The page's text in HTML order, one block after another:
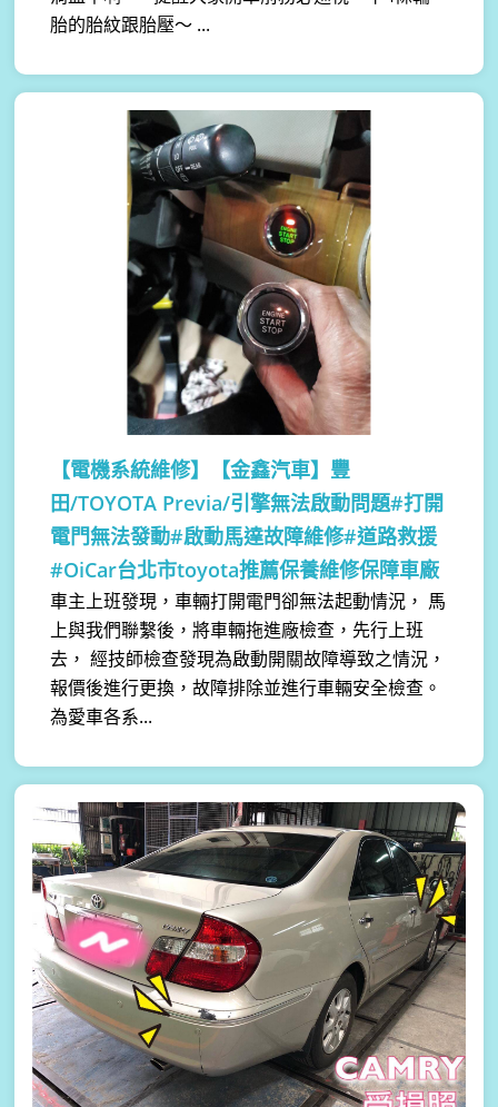
胎的胎紋跟胎壓～ ...
【電機系統維修】
【金鑫汽車】豐
田/TOYOTA Previa/引擎無法啟動問題#打開
電門無法發動#啟動馬達故障維修#道路救援
#OiCar台北市toyota推薦保養維修保障車廠
車主上班發現，車輛打開電門卻無法起動情況， 馬
上與我們聯繫後，將車輛拖進廠檢查，先行上班
去， 經技師檢查發現為啟動開關故障導致之情況，
報價後進行更換，故障排除並進行車輛安全檢查。
為愛車各系...